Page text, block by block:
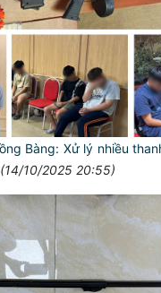
Bàng: Xử lý nhiều
(14/10/2025 20:55)